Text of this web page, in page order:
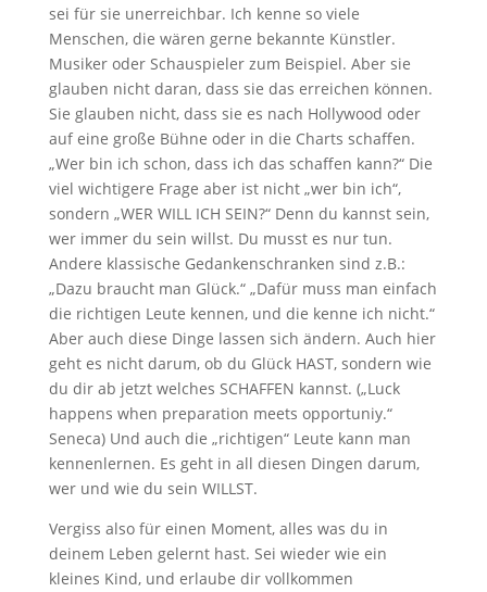
sei für sie unerreichbar. Ich kenne so viele
Menschen, die wären gerne bekannte Künstler.
Musiker oder Schauspieler zum Beispiel. Aber sie
glauben nicht daran, dass sie das erreichen können.
Sie glauben nicht, dass sie es nach Hollywood oder
auf eine große Bühne oder in die Charts schaffen.
„Wer bin ich schon, dass ich das schaffen kann?“ Die
viel wichtigere Frage aber ist nicht „wer bin ich“,
sondern „WER WILL ICH SEIN?“ Denn du kannst sein,
wer immer du sein willst. Du musst es nur tun.
Andere klassische Gedankenschranken sind z.B.:
„Dazu braucht man Glück.“ „Dafür muss man einfach
die richtigen Leute kennen, und die kenne ich nicht.“
Aber auch diese Dinge lassen sich ändern. Auch hier
geht es nicht darum, ob du Glück HAST, sondern wie
du dir ab jetzt welches SCHAFFEN kannst. („Luck
happens when preparation meets opportuniy.“
Seneca) Und auch die „richtigen“ Leute kann man
kennenlernen. Es geht in all diesen Dingen darum,
wer und wie du sein WILLST.
Vergiss also für einen Moment, alles was du in
deinem Leben gelernt hast. Sei wieder wie ein
kleines Kind, und erlaube dir vollkommen